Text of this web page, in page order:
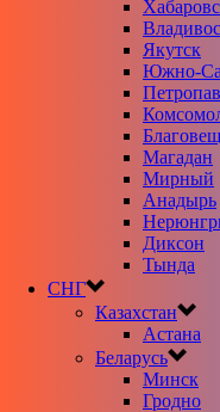
Якутск
Южно-
Магадан
Мирный
Анадырь
Диксон
Тында
СНГ
Казахстан
Астана
Беларусь
Минск
Гродно